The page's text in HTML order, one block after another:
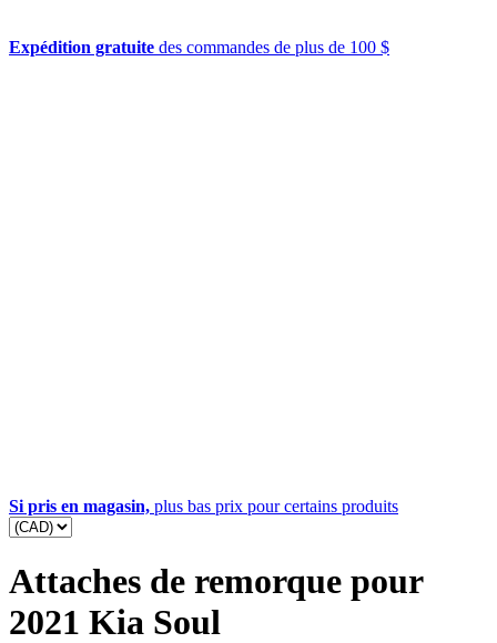
Expédition gratuite des commandes de plus de 100 $
Si pris en magasin, plus bas prix pour certains produits
Attaches de remorque pour
2021 Kia Soul